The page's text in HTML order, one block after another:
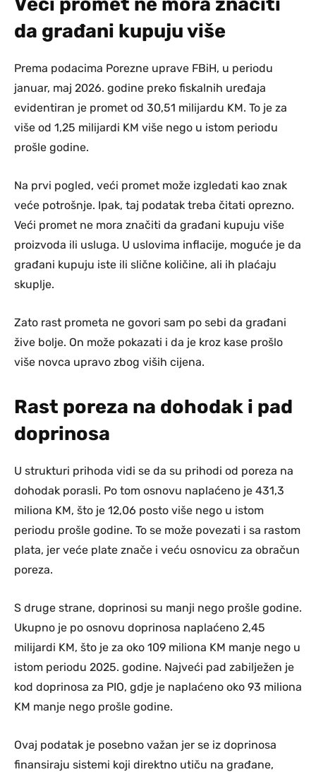
da građani kupuju više
Prema podacima Porezne uprave FBiH, u periodu
januar, maj 2026. godine preko fiskalnih uređaja
evidentiran je promet od 30,51 milijardu KM. To je za
više od 1,25 milijardi KM više nego u istom periodu
prošle godine.
Na prvi pogled, veći promet može izgledati kao znak
veće potrošnje. Ipak, taj podatak treba čitati oprezno.
Veći promet ne mora značiti da građani kupuju više
proizvoda ili usluga. U uslovima inflacije, moguće je da
građani kupuju iste ili slične količine, ali ih plaćaju
skuplje.
Zato rast prometa ne govori sam po sebi da građani
žive bolje. On može pokazati i da je kroz kase prošlo
više novca upravo zbog viših cijena.
Rast poreza na dohodak i pad
doprinosa
U strukturi prihoda vidi se da su prihodi od poreza na
dohodak porasli. Po tom osnovu naplaćeno je 431,3
miliona KM, što je 12,06 posto više nego u istom
periodu prošle godine. To se može povezati i sa rastom
plata, jer veće plate znače i veću osnovicu za obračun
poreza.
S druge strane, doprinosi su manji nego prošle godine.
Ukupno je po osnovu doprinosa naplaćeno 2,45
milijardi KM, što je za oko 109 miliona KM manje nego u
istom periodu 2025. godine. Najveći pad zabilježen je
kod doprinosa za PIO, gdje je naplaćeno oko 93 miliona
KM manje nego prošle godine.
Ovaj podatak je posebno važan jer se iz doprinosa
finansiraju sistemi koji direktno utiču na građane,